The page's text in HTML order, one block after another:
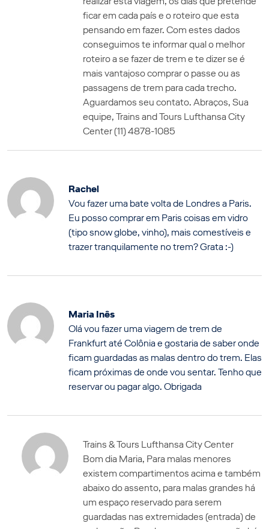
ficar em cada país e o roteiro que esta
pensando em fazer. Com estes dados
conseguimos te informar qual o melhor
roteiro a se fazer de trem e te dizer se é
mais vantajoso comprar o passe ou as
passagens de trem para cada trecho.
Aguardamos seu contato. Abraços, Sua
equipe, Trains and Tours Lufthansa City
Center (11) 4878-1085
Rachel
Vou fazer uma bate volta de Londres a Paris.
Eu posso comprar em Paris coisas em vidro
(tipo snow globe, vinho), mais comestíveis e
trazer tranquilamente no trem? Grata :-)
Maria Inês
Olá vou fazer uma viagem de trem de
Frankfurt até Colônia e gostaria de saber onde
ficam guardadas as malas dentro do trem. Elas
ficam próximas de onde vou sentar. Tenho que
reservar ou pagar algo. Obrigada
Trains & Tours Lufthansa City Center
Bom dia Maria, Para malas menores
existem compartimentos acima e também
abaixo do assento, para malas grandes há
um espaço reservado para serem
guardadas nas extremidades (entrada) de